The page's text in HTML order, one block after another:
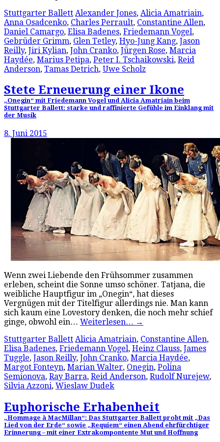
Stuttgarter Ballett Alexander Jones, Alicia Amatriain,
Anna Osadcenko, Charles Perrault, Constantine Allen,
Daniel Camargo, Elisa Badenes, Friedemann Vogel,
Gebrüder Grimm, Glen Tetley, Hyo-Jung Kang, Jason
Reilly, Jiri Kylian, John Cranko, Jürgen Rose, Marcia
Haydée, Marius Petipa, Peter I. Tschaikowski, Reid
Anderson, Tamas Detrich, Uwe Scholz
Stete Erneuerung einer Ikone
„Onegin“ mit Friedemann Vogel und Alicia Amatriain beim
Stuttgarter Ballett: starke und raffinierte Gefühle im Einklang mit
der Musik
8. Juni 2015
Wenn zwei Liebende den Frühsommer zusammen
erleben, scheint die Sonne umso schöner. Tatjana, die
weibliche Hauptfigur im „Onegin“, hat dieses
Vergnügen mit der Titelfigur allerdings nie. Man kann
sich kaum eine Lovestory denken, die noch mehr schief
ginge, obwohl ein… Weiterlesen… →
Stuttgarter Ballett Alicia Amatriain, Constantine Allen,
Elisa Badenes, Friedemann Vogel, Heinz Clauss, James
Tuggle, Jason Reilly, John Cranko, Marcia Haydée,
Margot Fonteyn, Marian Walter, Onegin, Polina
Semionova, Ray Barra, Reid Anderson, Rudolf Nurejew,
Silvia Azzoni, Wieslaw Dudek
Euphorische Erhabenheit
„Hommage à MacMillan“: Das Stuttgarter Ballett probt mit „Das
Lied von der Erde“ sowie „Requiem“ einen Abend ehrfürchtiger
Erinnerung – mit einer Extrakompontente Mut und Hoffnung